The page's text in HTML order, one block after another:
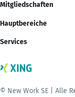
Mitgliedschaften
Hauptbereiche
Services
© New Work SE | Alle